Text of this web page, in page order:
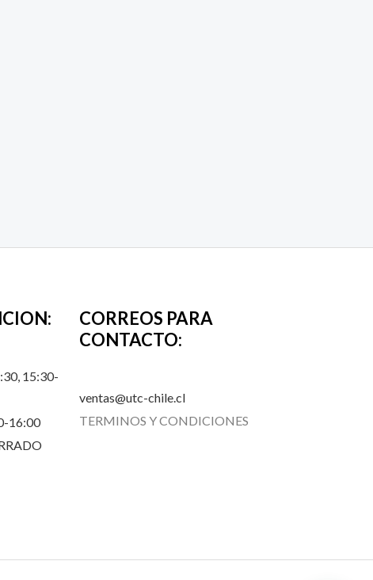
15:30-
16:00
CORREOS PARA
CONTACTO:
ventas@utc-chile.cl
TERMINOS Y CONDICIONES